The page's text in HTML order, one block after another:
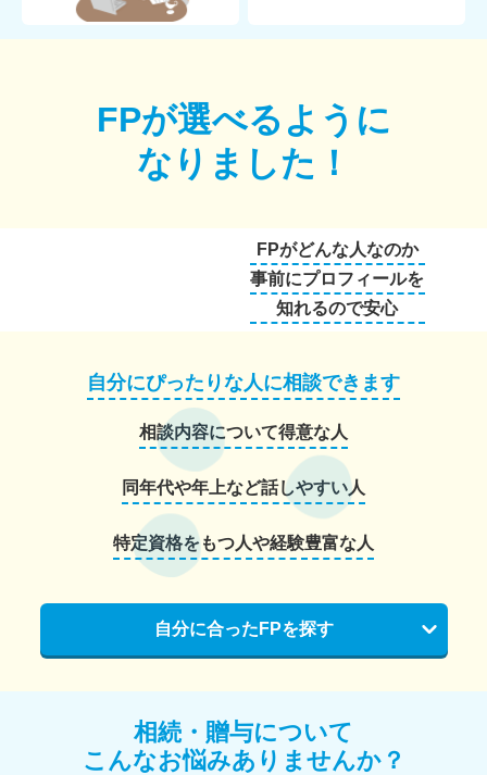
FPが選べるように
なりました！
FPがどんな人なのか
事前にプロフィールを
知れるので安心
自分にぴったりな人に相談できます
相談内容について得意な人
同年代や年上など話しやすい人
特定資格をもつ人や経験豊富な人
自分に合ったFPを探す
相続・贈与について
こんなお悩みありませんか？